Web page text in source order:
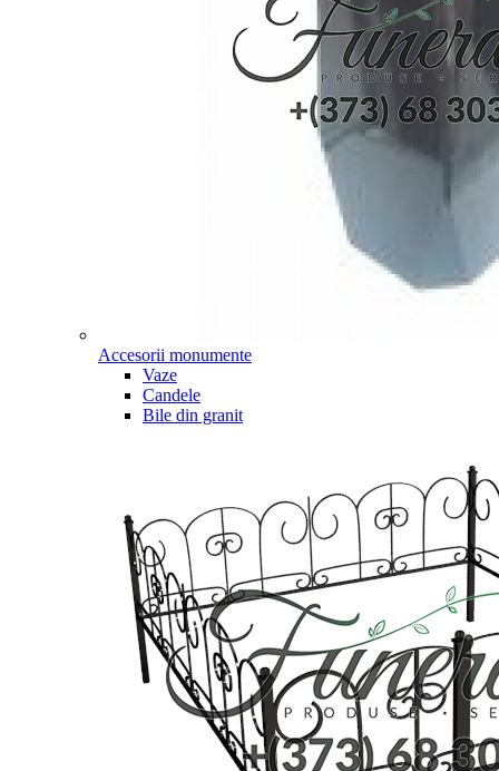
Accesorii monumente
Vaze
Candele
Bile din granit